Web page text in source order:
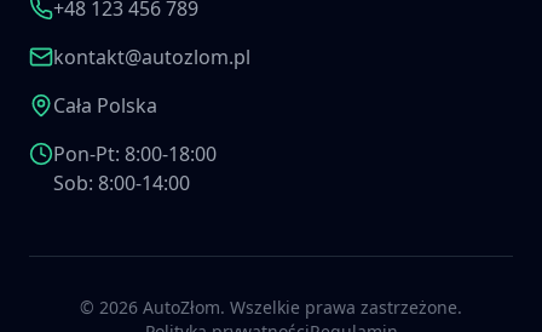
+48 123 456 789
kontakt@autozlom.pl
Cała Polska
Pon-Pt: 8:00-18:00
Sob: 8:00-14:00
© 2026 AutoZłom. Wszelkie prawa zastrzeżone.